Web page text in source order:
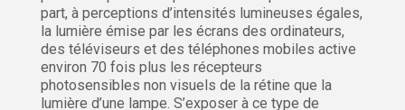
part, à perceptions d’intensités lumineuses égales,
la lumière émise par les écrans des ordinateurs,
des téléviseurs et des téléphones mobiles active
environ 70 fois plus les récepteurs
photosensibles non visuels de la rétine que la
lumière d’une lampe. S’exposer à ce type de